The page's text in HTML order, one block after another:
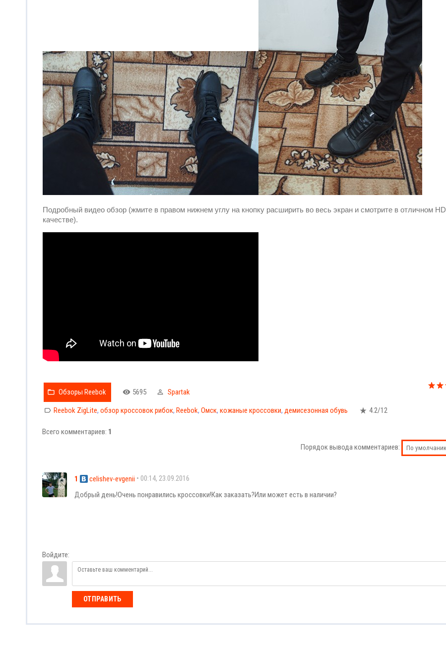
Подробный видео обзор (жмите в правом нижнем углу на кнопку расширить во весь экран и смотрите в отличном HD
качестве).
Обзоры Reebok 5695 Spartak
Reebok ZigLite, обзор кроссовок рибок, Reebok, Омск, кожаные кроссовки, демисезонная обувь 4.2/12
Всего комментариев: 1
Порядок вывода комментариев:
1 celishev-evgenii • 00:14, 23.09.2016
Добрый день!Очень понравились кроссовки!Как заказать?Или может есть в наличии?
Войдите:
ОТПРАВИТЬ